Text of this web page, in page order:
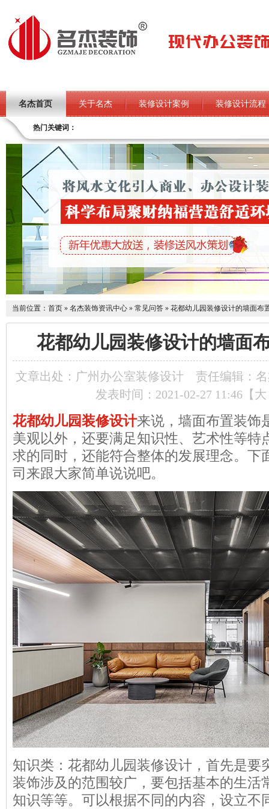
名杰首页 关于名杰 装修设计案例 装修设计流程
热门关键词：
当前位置： 首页 » 名杰装饰资讯中心 » 常见问答 » 花都幼儿园装修设计的墙面布
花都幼儿园装修设计的墙面
文章出处：广州办公室装修设计
责任编辑：
发表时间：2021-02-27 11:46【 大
花都幼儿园装修设计来说，墙面布置装饰
美观以外，还要满足知识性、艺术性等特
求的同时，还能符合整体的发展理念。下
司来跟大家简单说说吧。
知识类：花都幼儿园装修设计，首先是要
装饰涉及的范围较广，要包括基本的生活
知识等等。可以根据不同的内容，设立不